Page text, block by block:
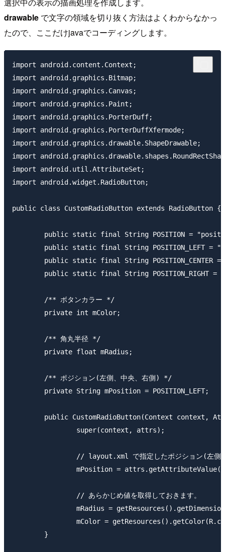
drawable で文字の領域を切り抜く方法はよくわからなかっ
たので、ここだけjavaでコーディングします。
import android.content.Context;
import android.graphics.Bitmap;
import android.graphics.Canvas;
import android.graphics.Paint;
import android.graphics.PorterDuff;
import android.graphics.PorterDuffXfermode;
import android.graphics.drawable.ShapeDrawable;
import
import android.util.AttributeSet;
import android.widget.RadioButton;
public class CustomRadioButton extends RadioButton {